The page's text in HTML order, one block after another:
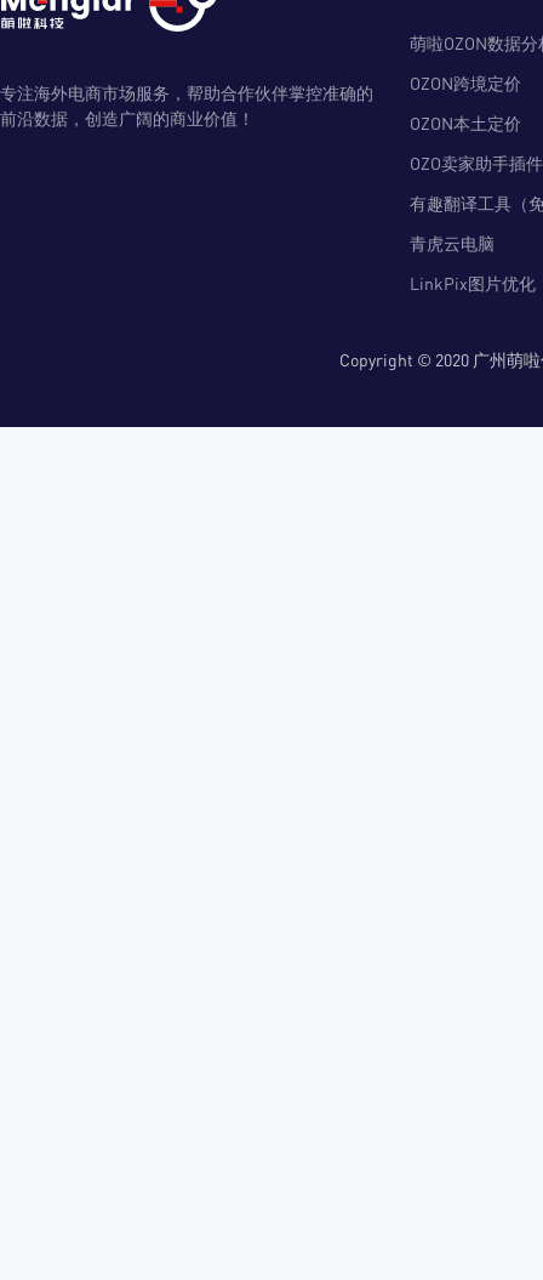
专注海外电商市场服务，帮助合作伙伴掌控准确的
前沿数据，创造广阔的商业价值！
萌啦OZON数据分
OZON跨境定价
OZON本土定价
OZO卖家助手插件
有趣翻译工具（
青虎云电脑
LinkPix图片优化
Copyright © 2020 广州萌